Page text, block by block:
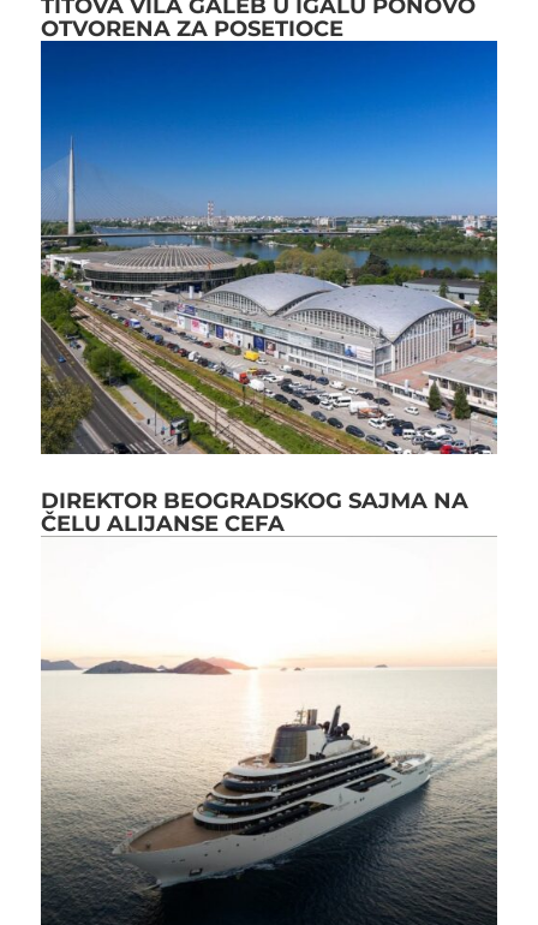
TITOVA VILA GALEB U IGALU PONOVO
OTVORENA ZA POSETIOCE
DIREKTOR BEOGRADSKOG SAJMA NA
ČELU ALIJANSE CEFA